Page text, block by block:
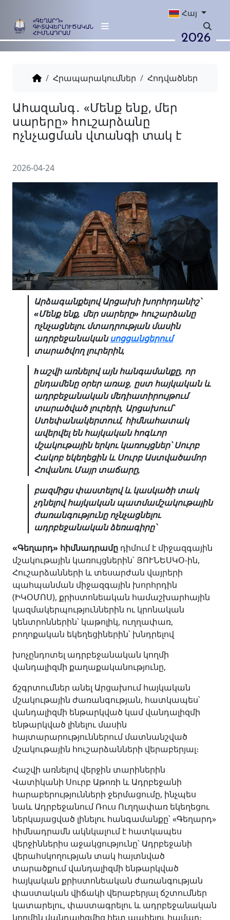
«ԳԵՂԱՐԴ»
ԳԻՏԱՎԵՐԼՈՒԾԱԿԱՆ
ՀԻՄՆԱԴՐԱՄ
Հայ
2026
Հրապարակումներ Հոդվածներ
Ահազանգ․ «Մենք ենք, մեր
ոչնչացման վտանգի տակ է
2026-04-24
Արձագանքելով Արցախի խորհրդանիշ՝
«Մենք ենք, մեր սարերը» հուշարձանը
ոչնչացնելու մտադրության մասին
ադրբեջանական սոցցանցերում
տարածվող լուրերին,
hաշվի առնելով այն հանգամանքը, որ
ընդամենը օրեր առաջ, ըստ հայկական և
ադրբեջանական մեդիատիրույթում
տարածված լուրերի, Արցախում՝
Ստեփանակերտում, հիմնահատակ
ավերվել են հայկական հոգևոր
մշակութային երկու կառույցներ՝ Սուրբ
Հակոբ եկեղեցին և Սուրբ Աստվածամոր
Հովանու Մայր տաճարը,
բազմիցս փաստելով և կասկածի տակ
չդնելով հայկական պատմամշակութային
ժառանգությունը ոչնչացնելու
ադրբեջանական ձեռագիրը՝
«Գեղարդ» հիմնադրամը դիմում է միջազգային
մշակութային կառույցներին՝ ՅՈՒՆԵՍԿՕ-ին,
Հուշարձանների և տեսարժան վայրերի
պահպանման միջազգային խորհրդին
(ԻԿՕՄՈՍ), քրիստոնեական համաշխարհային
կազմակերպություններին ու կրոնական
կենտրոններին՝ կաթոլիկ, ուղղափառ,
բողոքական եկեղեցիներին՝ խնդրելով
խոչընդոտել ադրբեջանական կողմի
վանդալիզմի քաղաքականությունը,
ճշգրտումներ անել Արցախում հայկական
մշակութային ժառանգության, հատկապես՝
վանդալիզմի ենթարկված կամ վանդալիզմի
ենթարկված լինելու մասին
հայտարարություններում մատնանշված
մշակութային հուշարձանների վերաբերյալ։
Հաշվի առնելով վերջին տարիներին
Վատիկանի Սուրբ Աթոռի և Ադրբեջանի
հարաբերությունների ջերմացումը, ինչպես
նաև Ադրբեջանում Ռուս Ուղղափառ եկեղեցու
ներկայացված լինելու հանգամանքը՝ «Գեղարդ»
հիմնադրամն ակնկալում է հատկապես
վերջիններիս աջակցությունը՝ Ադրբեջանի
վերահսկողության տակ հայտնված
տարածքում վանդալիզմի ենթարկված
հայկական քրիստոնեական ժառանգության
փաստական վիճակի վերաբերյալ ճշտումներ
կատարելու, փաստագրելու և ադրբեջանական
կողմին վանդալիզմից հետ պահելու համար։